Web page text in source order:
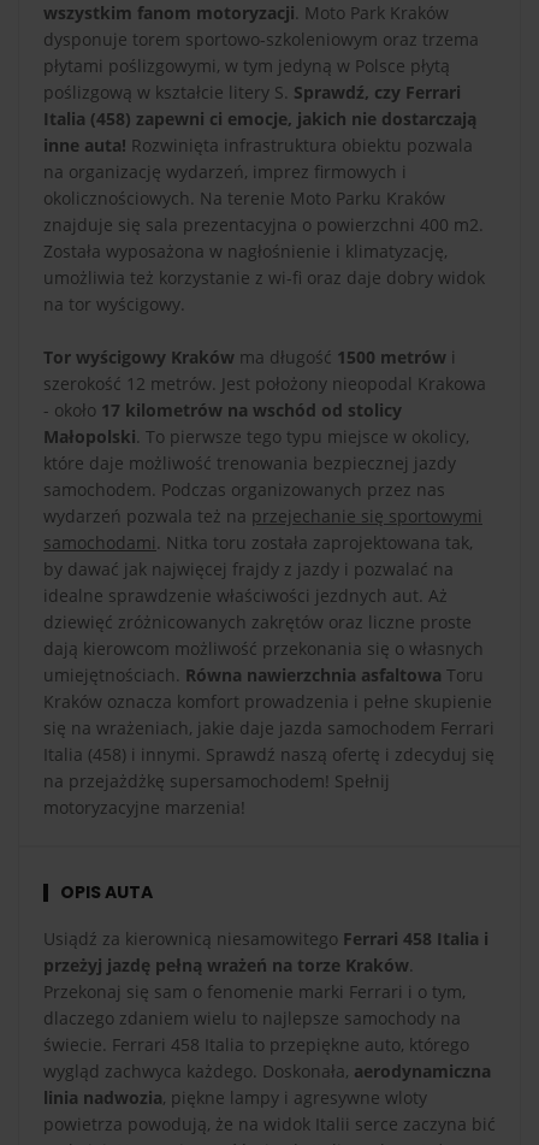
wszystkim fanom motoryzacji. Moto Park Kraków
dysponuje torem sportowo-szkoleniowym oraz trzema
płytami poślizgowymi, w tym jedyną w Polsce płytą
poślizgową w kształcie litery S. Sprawdź, czy Ferrari
Italia (458) zapewni ci emocje, jakich nie dostarczają
inne auta! Rozwinięta infrastruktura obiektu pozwala
na organizację wydarzeń, imprez firmowych i
okolicznościowych. Na terenie Moto Parku Kraków
znajduje się sala prezentacyjna o powierzchni 400 m2.
Została wyposażona w nagłośnienie i klimatyzację,
umożliwia też korzystanie z wi-fi oraz daje dobry widok
na tor wyścigowy.
Tor wyścigowy Kraków ma długość 1500 metrów i
szerokość 12 metrów. Jest położony nieopodal Krakowa
- około 17 kilometrów na wschód od stolicy
Małopolski. To pierwsze tego typu miejsce w okolicy,
które daje możliwość trenowania bezpiecznej jazdy
samochodem. Podczas organizowanych przez nas
wydarzeń pozwala też na przejechanie się sportowymi
samochodami. Nitka toru została zaprojektowana tak,
by dawać jak najwięcej frajdy z jazdy i pozwalać na
idealne sprawdzenie właściwości jezdnych aut. Aż
dziewięć zróżnicowanych zakrętów oraz liczne proste
dają kierowcom możliwość przekonania się o własnych
umiejętnościach. Równa nawierzchnia asfaltowa Toru
Kraków oznacza komfort prowadzenia i pełne skupienie
się na wrażeniach, jakie daje jazda samochodem Ferrari
Italia (458) i innymi. Sprawdź naszą ofertę i zdecyduj się
na przejażdżkę supersamochodem! Spełnij
motoryzacyjne marzenia!
OPIS AUTA
Usiądź za kierownicą niesamowitego Ferrari 458 Italia i
przeżyj jazdę pełną wrażeń na torze Kraków.
Przekonaj się sam o fenomenie marki Ferrari i o tym,
dlaczego zdaniem wielu to najlepsze samochody na
świecie. Ferrari 458 Italia to przepiękne auto, którego
wygląd zachwyca każdego. Doskonała, aerodynamiczna
linia nadwozia, piękne lampy i agresywne wloty
powietrza powodują, że na widok Italii serce zaczyna bić